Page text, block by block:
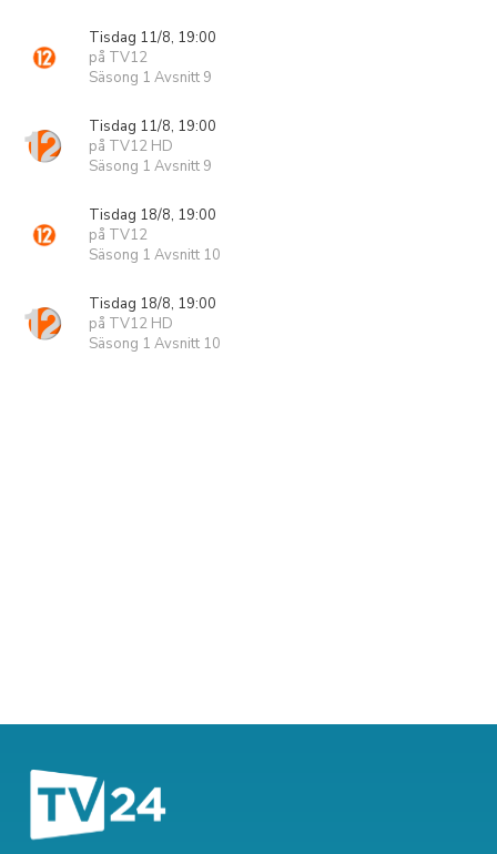
Tisdag 11/8, 19:00
på TV12
Säsong 1 Avsnitt 9
Tisdag 11/8, 19:00
på TV12 HD
Säsong 1 Avsnitt 9
Tisdag 18/8, 19:00
på TV12
Säsong 1 Avsnitt 10
Tisdag 18/8, 19:00
på TV12 HD
Säsong 1 Avsnitt 10